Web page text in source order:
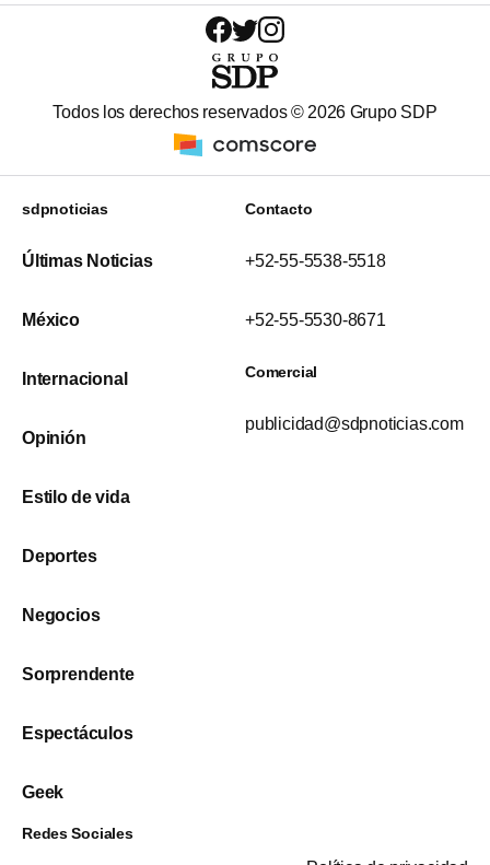
Todos los derechos reservados ©2026 Grupo SDP
sdpnoticias
Últimas Noticias
México
Internacional
Opinión
Estilo de vida
Deportes
Negocios
Sorprendente
Espectáculos
Geek
Contacto
+52-55-5538-5518
+52-55-5530-8671
Comercial
publicidad@sdpnoticias.com
Redes Sociales